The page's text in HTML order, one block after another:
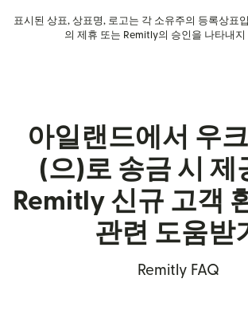
표시된 상표, 상표명, 로고는 각 소유주의 등록상표
의 제휴 또는 Remitly의 승인을 나타내지
아일랜드에서 우
(으)로 송금 시 제
Remitly 신규 고객
관련 도움받
Remitly FAQ